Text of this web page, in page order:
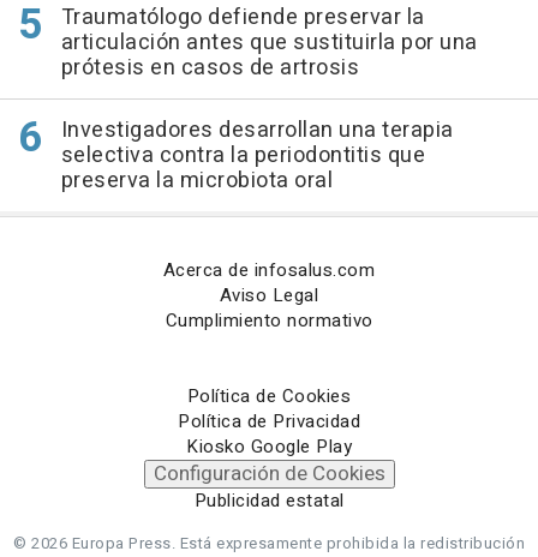
Traumatólogo defiende preservar la
articulación antes que sustituirla por una
prótesis en casos de artrosis
Investigadores desarrollan una terapia
selectiva contra la periodontitis que
preserva la microbiota oral
Acerca de infosalus.com
Aviso Legal
Cumplimiento normativo
Política de Cookies
Política de Privacidad
Kiosko Google Play
Configuración de Cookies
Publicidad estatal
© 2026 Europa Press. Está expresamente prohibida la redistribución